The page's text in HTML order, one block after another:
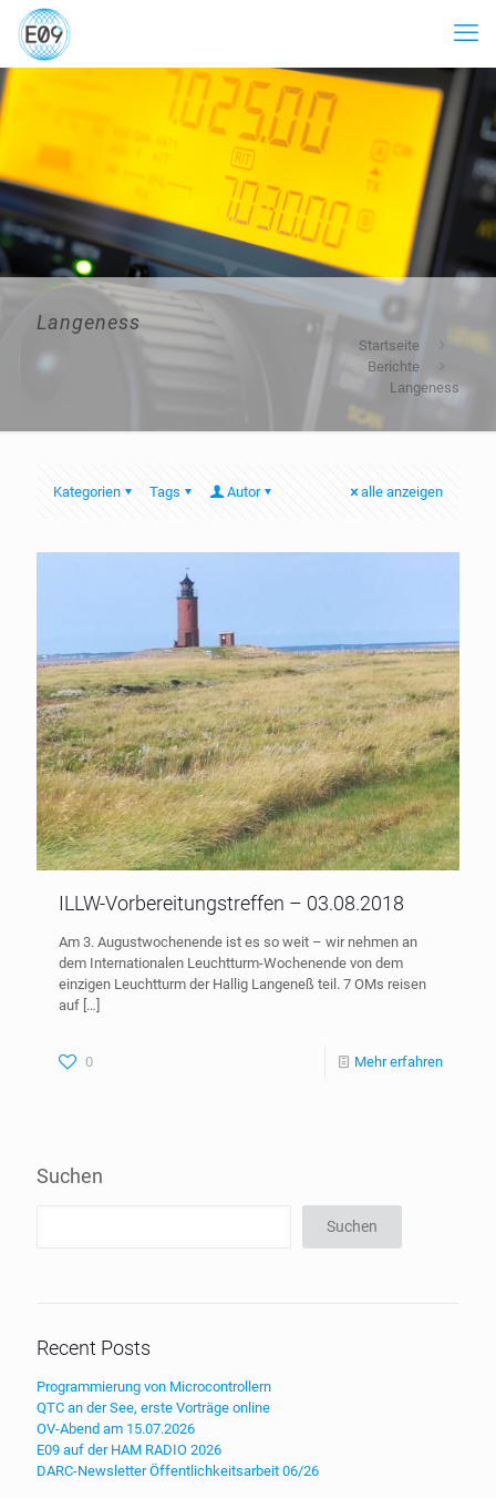
Langeness
Startseite
Berichte
Langeness
Kategorien Tags Autor alle anzeigen
ILLW-Vorbereitungstreffen – 03.08.2018
Am 3. Augustwochenende ist es so weit – wir nehmen an
dem Internationalen Leuchtturm-Wochenende von dem
einzigen Leuchtturm der Hallig Langeneß teil. 7 OMs reisen
auf […]
0 Mehr erfahren
Suchen
Suchen
Recent Posts
Programmierung von Microcontrollern
QTC an der See, erste Vorträge online
OV-Abend am 15.07.2026
E09 auf der HAM RADIO 2026
DARC-Newsletter Öffentlichkeitsarbeit 06/26